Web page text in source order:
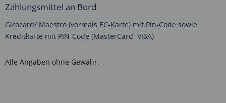
Zahlungsmittel an Bord
Girocard/ Maestro (vormals EC-Karte) mit Pin-Code sowie
Kreditkarte mit PIN-Code (MasterCard, VISA)
Alle Angaben ohne Gewähr.